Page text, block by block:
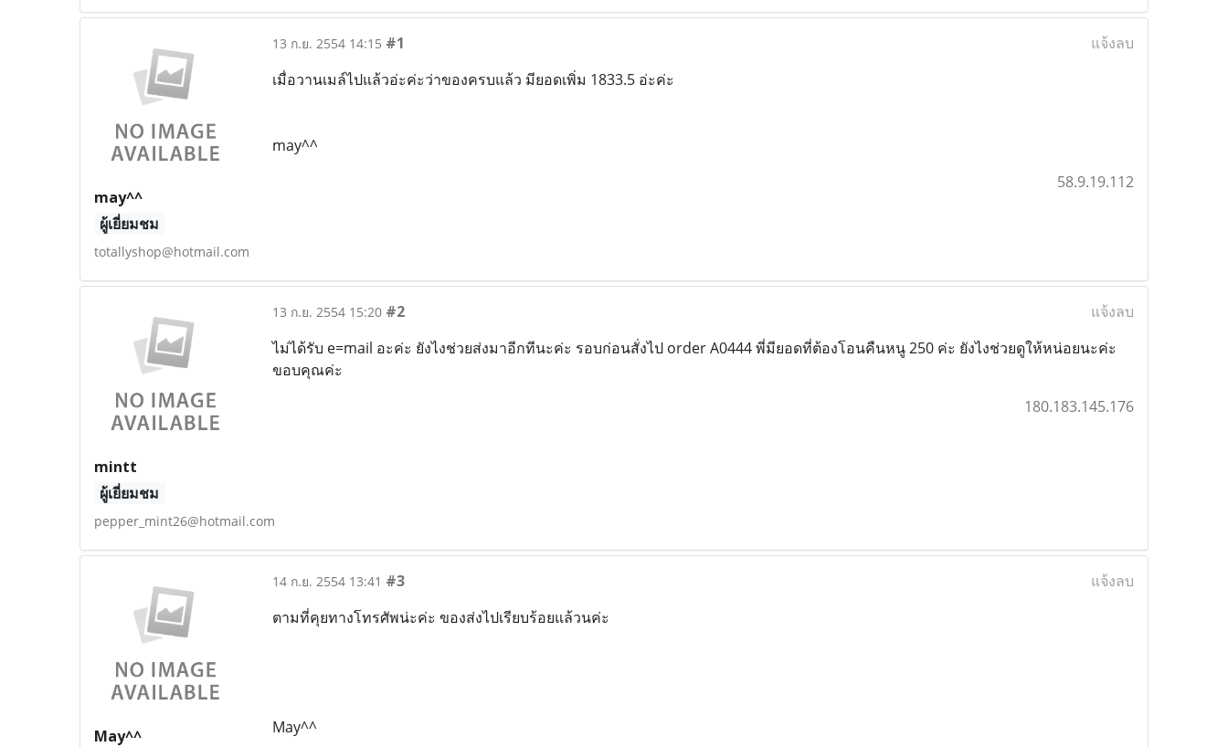
may^^
ผู้เยี่ยมชม
totallyshop@hotmail.com
13 ก.ย. 2554 14:15 #1
แจ้งลบ
เมื่อวานเมล์ไปแล้วอ่ะค่ะว่าของครบแล้ว มียอดเพิ่ม 1833.5 อ่ะค่ะ
may^^
58.9.19.112
mintt
ผู้เยี่ยมชม
pepper_mint26@hotmail.com
13 ก.ย. 2554 15:20 #2
แจ้งลบ
ไม่ได้รับ e=mail อะค่ะ ยังไงช่วยส่งมาอีกทีนะค่ะ รอบก่อนสั่งไป order A0444 พี่มียอดที่ต้องโอนคืนหนู 250 ค่ะ ยังไงช่วยดูให้หน่อยนะค่ะ
ขอบคุณค่ะ
180.183.145.176
May^^
14 ก.ย. 2554 13:41 #3
แจ้งลบ
ตามที่คุยทางโทรศัพน่ะค่ะ ของส่งไปเรียบร้อยแล้วนค่ะ
May^^